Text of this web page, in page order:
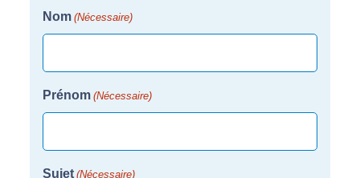
Nom (Nécessaire)
Prénom (Nécessaire)
Sujet (Nécessaire)